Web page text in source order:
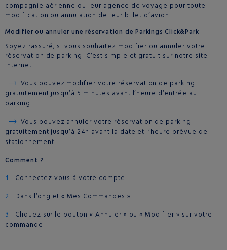
compagnie aérienne ou leur agence de voyage pour toute
modification ou annulation de leur billet d’avion.
Modifier ou annuler une réservation de Parkings Click&Park
Soyez rassuré, si vous souhaitez modifier ou annuler votre
réservation de parking. C’est simple et gratuit sur notre site
internet.
Vous pouvez modifier votre réservation de parking
gratuitement jusqu’à 5 minutes avant l’heure d’entrée au
parking.
Vous pouvez annuler votre réservation de parking
gratuitement jusqu’à 24h avant la date et l’heure prévue de
stationnement.
Comment ?
Connectez-vous à votre compte
Dans l’onglet « Mes Commandes »
Cliquez sur le bouton « Annuler » ou « Modifier » sur votre
commande